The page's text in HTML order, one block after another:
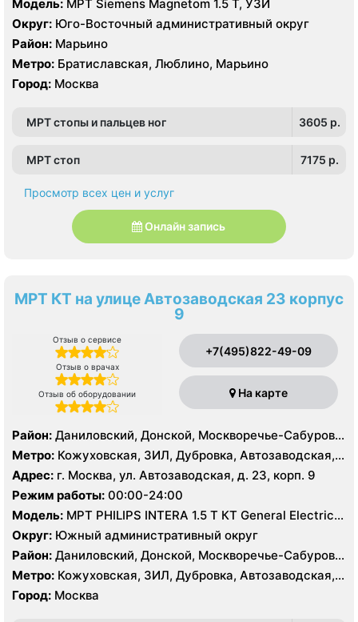
Модель: МРТ Siemens Magnetom 1.5 Т, УЗИ
Округ: Юго-Восточный административный округ
Район: Марьино
Метро: Братиславская, Люблино, Марьино
Город: Москва
МРТ стопы и пальцев ног 3605 p.
МРТ стоп 7175 p.
Просмотр всех цен и услуг
Онлайн запись
МРТ КТ на улице Автозаводская 23 корпус
9
Отзыв о сервисе
Отзыв о врачах
Отзыв об оборудовании
+7(495)822-49-09
На карте
Район: Даниловский, Донской, Москворечье-Сабурово,
Нагатино-Садовники, Нагатинский Затон, Нагорный
Метро: Кожуховская, ЗИЛ, Дубровка, Автозаводская,
Нагатинская, Технопарк, Тульская, Угрешская
Адрес: г. Москва, ул. Автозаводская, д. 23, корп. 9
Режим работы: 00:00-24:00
Модель: МРТ PHILIPS INTERA 1.5 T КТ General Electric
LIGHT SPEED 64 среза
Округ: Южный административный округ
Район: Даниловский, Донской, Москворечье-Сабурово,
Нагатино-Садовники, Нагатинский Затон, Нагорный
Метро: Кожуховская, ЗИЛ, Дубровка, Автозаводская,
Нагатинская, Технопарк, Тульская, Угрешская
Город: Москва